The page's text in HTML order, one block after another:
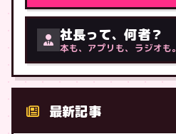
社長って、何者？
本も、アプリも、ラジオも。
最新記事